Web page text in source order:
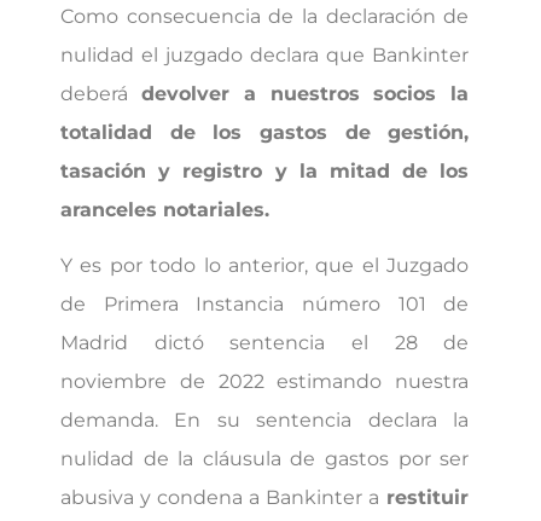
Como consecuencia de la declaración de
nulidad el juzgado declara que Bankinter
deberá devolver a nuestros socios la
totalidad de los gastos de gestión,
tasación y registro y la mitad de los
aranceles notariales.
Y es por todo lo anterior, que el Juzgado
de Primera Instancia número 101 de
Madrid dictó sentencia el 28 de
noviembre de 2022 estimando nuestra
demanda. En su sentencia declara la
nulidad de la cláusula de gastos por ser
abusiva y condena a Bankinter a restituir